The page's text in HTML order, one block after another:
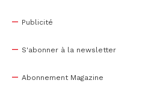
Publicité
S'abonner à la newsletter
Abonnement Magazine